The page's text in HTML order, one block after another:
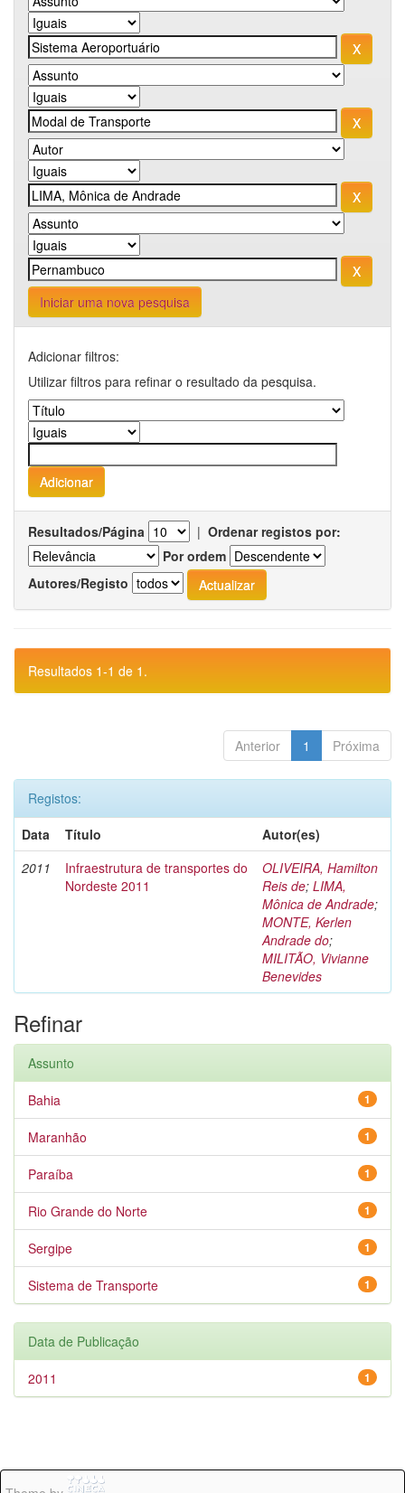
Iniciar uma nova pesquisa
Adicionar filtros:
Utilizar filtros para refinar o resultado da pesquisa.
Resultados/Página | Ordenar registos por:
Por ordem
Autores/Registo
Resultados 1-1 de 1.
Anterior 1 Próxima
Registos:
Data
Título
Autor(es)
2011
Infraestrutura de transportes do
Nordeste 2011
OLIVEIRA, Hamilton
Reis de; LIMA,
Mônica de Andrade;
MONTE, Kerlen
Andrade do;
MILITÃO, Vivianne
Benevides
Refinar
Assunto
1
Bahia
1
Maranhão
1
Paraíba
1
Rio Grande do Norte
1
Sergipe
1
Sistema de Transporte
Data de Publicação
1
2011